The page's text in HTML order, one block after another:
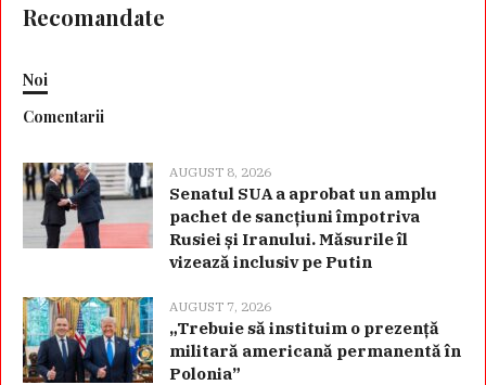
Recomandate
Noi
Comentarii
AUGUST 8, 2026
Senatul SUA a aprobat un amplu
pachet de sancțiuni împotriva
Rusiei și Iranului. Măsurile îl
vizează inclusiv pe Putin
AUGUST 7, 2026
„Trebuie să instituim o prezență
militară americană permanentă în
Polonia”